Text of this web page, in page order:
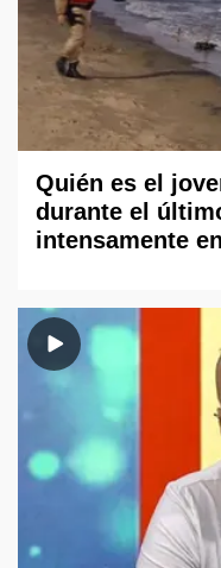
Quién es el
durante el
intensamente